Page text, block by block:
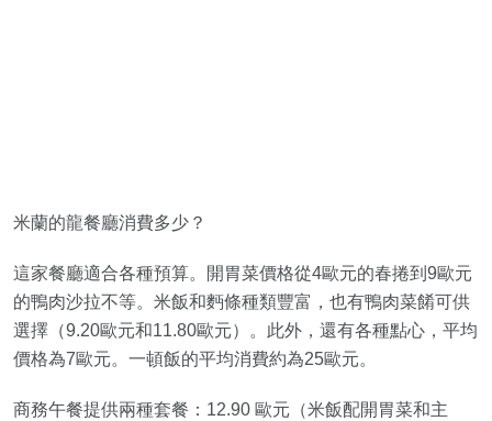
米蘭的龍餐廳消費多少？
這家餐廳適合各種預算。開胃菜價格從4歐元的春捲到9歐元
的鴨肉沙拉不等。米飯和麪條種類豐富，也有鴨肉菜餚可供
選擇（9.20歐元和11.80歐元）。此外，還有各種點心，平均
價格為7歐元。一頓飯的平均消費約為25歐元。
商務午餐提供兩種套餐：12.90 歐元（米飯配開胃菜和主